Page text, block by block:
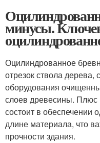
минусы.
Оцилиндрованное
отрезок ствола
оборудования
слоев древесины. Плюс
состоит в обеспечении
длине материала, что
прочности здания.